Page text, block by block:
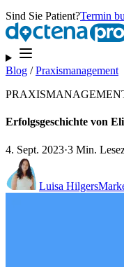
Sind Sie Patient?Termin
Blog /Praxismanagement
Erfolgsgeschichte von
4. Sept. 2023·3 Min.
Luisa Hilgers